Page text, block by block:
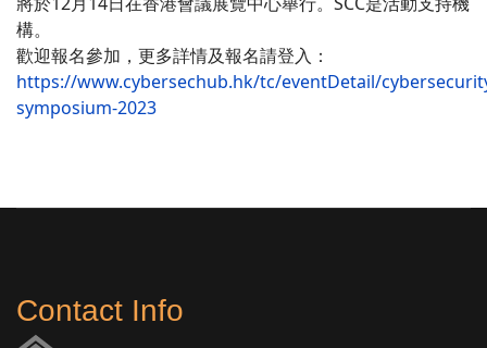
構。
歡迎報名參加，更多詳情及報名請登入：
https://www.cybersechub.hk/tc/eventDetail/
symposium-2023
Contact Info